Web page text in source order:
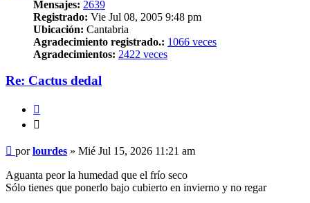
Mensajes: 2639
Registrado: Vie Jul 08, 2005 9:48 pm
Ubicación: Cantabria
Agradecimiento registrado.: 1066 veces
Agradecimientos: 2422 veces
Re: Cactus dedal
Mensaje
porlourdes » Mié Jul 15, 2026 11:21 am
Aguanta peor la humedad que el frío seco
Sólo tienes que ponerlo bajo cubierto en invierno y no regar